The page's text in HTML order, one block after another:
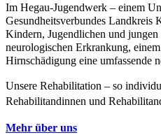
Im Hegau-Jugendwerk – einem
Gesundheitsverbundes
Kindern, Jugendlichen und jungen
neurologischen Erkrankung,
Hirnschädigung eine umfassende
Unsere Rehabilitation – so
Rehabilitandinnen und
Mehr über uns